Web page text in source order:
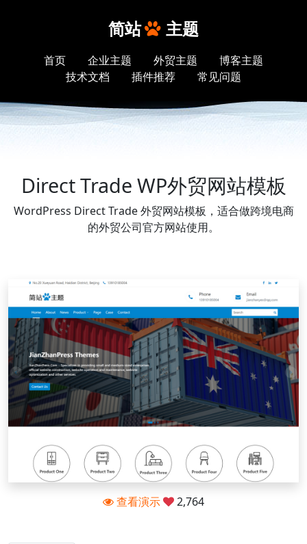
简站 主题
首页 企业主题 外贸主题
博客主题
技术文档
插件推荐 常见问题
Direct Trade WP外贸网站模板
WordPress Direct Trade 外贸网站模板，适合做跨境电商
的外贸公司官方网站使用。
查看演示 2,764